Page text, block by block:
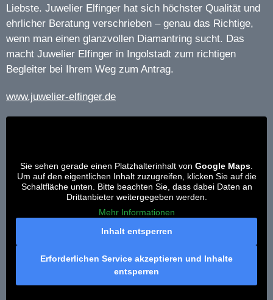
Liebste. Juwelier Elfinger hat sich höchster Qualität und
ehrlicher Beratung verschrieben – genau das Richtige,
wenn man einen glanzvollen Diamantring sucht. Das
macht Juwelier Elfinger in Ingolstadt zum richtigen
Begleiter bei Ihrem Weg zum Antrag.
www.juwelier-elfinger.de
Sie sehen gerade einen Platzhalterinhalt von Google Maps
Um auf den eigentlichen Inhalt zuzugreifen, klicken Sie auf die
Schaltfläche unten. Bitte beachten Sie, dass dabei Daten an
Drittanbieter weitergegeben werden.
Mehr Informationen
Inhalt entsperren
Erforderlichen Service akzeptieren und Inhalte
entsperren